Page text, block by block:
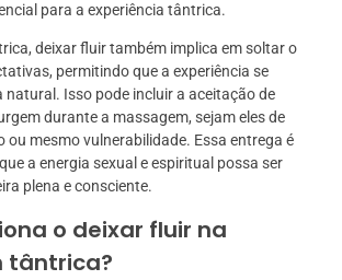
para a experiência tântrica.
deixar fluir também implica em soltar o
permitindo que a experiência se
natural. Isso pode incluir a aceitação de
durante a massagem, sejam eles de
ou mesmo vulnerabilidade. Essa entrega é
a energia sexual e espiritual possa ser
plena e consciente.
o deixar fluir na
tântrica?